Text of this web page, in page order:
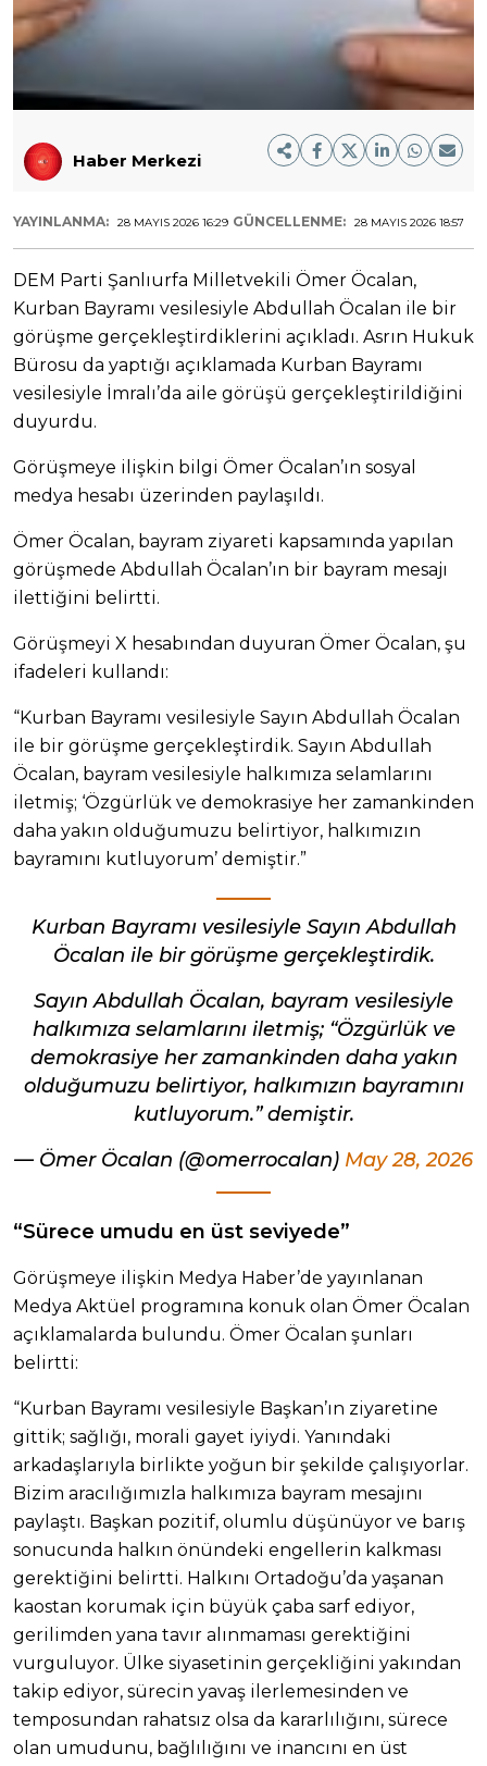
Haber Merkezi
YAYINLANMA: 28 MAYIS 2026 16:29 GÜNCELLENME: 28 MAYIS 2026 18:57
DEM Parti Şanlıurfa Milletvekili Ömer Öcalan,
Kurban Bayramı vesilesiyle Abdullah Öcalan ile bir
görüşme gerçekleştirdiklerini açıkladı. Asrın Hukuk
Bürosu da yaptığı açıklamada Kurban Bayramı
vesilesiyle İmralı’da aile görüşü gerçekleştirildiğini
duyurdu.
Görüşmeye ilişkin bilgi Ömer Öcalan’ın sosyal
medya hesabı üzerinden paylaşıldı.
Ömer Öcalan, bayram ziyareti kapsamında yapılan
görüşmede Abdullah Öcalan’ın bir bayram mesajı
ilettiğini belirtti.
Görüşmeyi X hesabından duyuran Ömer Öcalan, şu
ifadeleri kullandı:
“Kurban Bayramı vesilesiyle Sayın Abdullah Öcalan
ile bir görüşme gerçekleştirdik. Sayın Abdullah
Öcalan, bayram vesilesiyle halkımıza selamlarını
iletmiş; ‘Özgürlük ve demokrasiye her zamankinden
daha yakın olduğumuzu belirtiyor, halkımızın
bayramını kutluyorum’ demiştir.”
Kurban Bayramı vesilesiyle Sayın Abdullah
Öcalan ile bir görüşme gerçekleştirdik.
Sayın Abdullah Öcalan, bayram vesilesiyle
halkımıza selamlarını iletmiş; “Özgürlük ve
demokrasiye her zamankinden daha yakın
olduğumuzu belirtiyor, halkımızın bayramını
kutluyorum.” demiştir.
— Ömer Öcalan (@omerrocalan) May 28, 2026
“Sürece umudu en üst seviyede”
Görüşmeye ilişkin Medya Haber’de yayınlanan
Medya Aktüel programına konuk olan Ömer Öcalan
açıklamalarda bulundu. Ömer Öcalan şunları
belirtti:
“Kurban Bayramı vesilesiyle Başkan’ın ziyaretine
gittik; sağlığı, morali gayet iyiydi. Yanındaki
arkadaşlarıyla birlikte yoğun bir şekilde çalışıyorlar.
Bizim aracılığımızla halkımıza bayram mesajını
paylaştı. Başkan pozitif, olumlu düşünüyor ve barış
sonucunda halkın önündeki engellerin kalkması
gerektiğini belirtti. Halkını Ortadoğu’da yaşanan
kaostan korumak için büyük çaba sarf ediyor,
gerilimden yana tavır alınmaması gerektiğini
vurguluyor. Ülke siyasetinin gerçekliğini yakından
takip ediyor, sürecin yavaş ilerlemesinden ve
temposundan rahatsız olsa da kararlılığını, sürece
olan umudunu, bağlılığını ve inancını en üst